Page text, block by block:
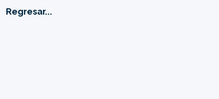
Regresar...